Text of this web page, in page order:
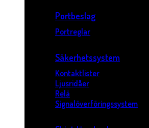
Portbeslag
Portreglar
Säkerhetssystem
Kontaktlister
Ljusridåer
Relä
Signalöverföringssystem